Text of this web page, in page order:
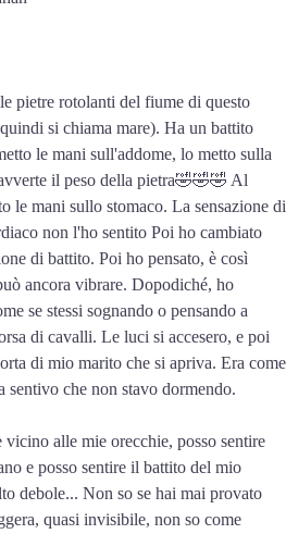
pietre rotolanti del fiume di questo
si chiama mare). Ha un battito
le mani sull'addome, lo metto sulla
il peso della pietra🤣🤣🤣 Al
le mani sullo stomaco. La sensazione di
non l'ho sentito Poi ho cambiato
di battito. Poi ho pensato, è così
ancora vibrare. Dopodiché, ho
se stessi sognando o pensando a
di cavalli. Le luci si accesero, e poi
di mio marito che si apriva. Era come
sentivo che non stavo dormendo.
alle mie orecchie, posso sentire
e posso sentire il battito del mio
debole... Non so se hai mai provato
quasi invisibile, non so come